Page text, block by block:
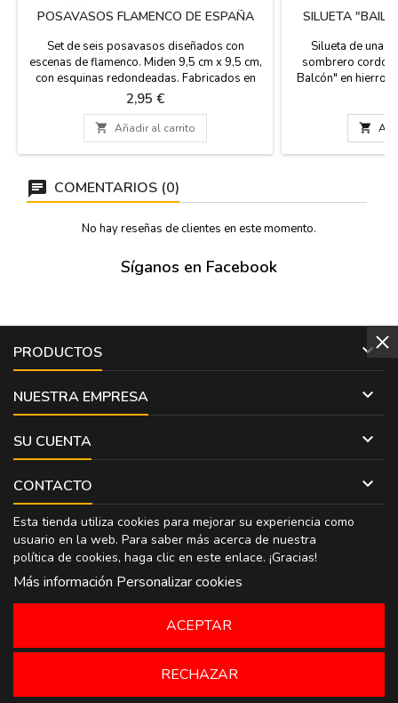
POSAVASOS FLAMENCO DE ESPAÑA
Set de seis posavasos diseñados con
escenas de flamenco. Miden 9,5 cm x 9,5 cm,
con esquinas redondeadas. Fabricados en
corcho y plastificados.
Precio
2,95 €
 Añadir al carrito
SILUETA
Silueta de una
sombrero
Balcón" en hierro,
Souvenir de
sobremesa.
cm y 7

COMENTARIOS (0)
No hay reseñas de clientes en este momento.
Síganos en Facebook
PRODUCTOS 
NUESTRA EMPRESA 
SU CUENTA 
CONTACTO 
Esta tienda utiliza cookies para mejorar su experiencia como
usuario en la web. Para saber más acerca de nuestra
política de cookies, haga clic en este enlace. ¡Gracias!
Más información Personalizar cookies
RECHAZAR
ACEPTAR